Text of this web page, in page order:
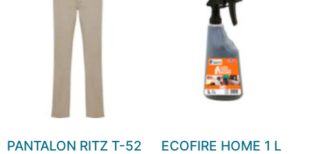
PANTALON RITZ T-52
ECOFIRE HOME 1 L